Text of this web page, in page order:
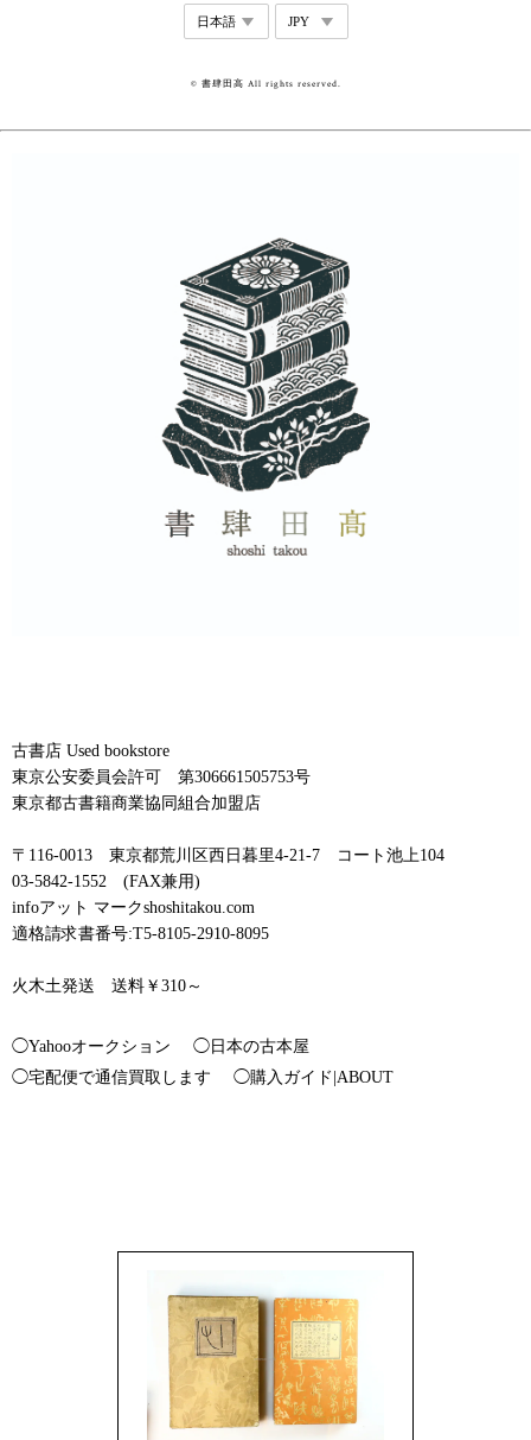
© 書肆田高 All rights reserved.
古書店 Used bookstore
東京公安委員会許可 第306661505753号
東京都古書籍商業協同組合加盟店
〒116-0013 東京都荒川区西日暮里4-21-7 コート池上104
03-5842-1552 (FAX兼用)
infoアット マークshoshitakou.com
適格請求書番号:T5-8105-2910-8095
火木土発送 送料￥310～
◯Yahooオークション
◯日本の古本屋
◯宅配便で通信買取します
◯購入ガイド|ABOUT